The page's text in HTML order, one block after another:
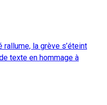
rallume, la grève s’éteint
texte en hommage à